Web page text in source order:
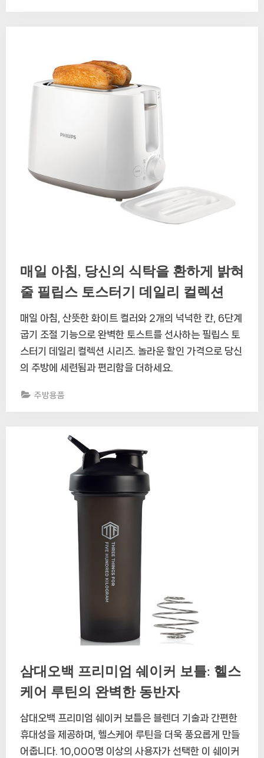
매일 아침, 당신의 식탁을 환하게 밝혀
줄 필립스 토스터기 데일리 컬렉션
매일 아침, 산뜻한 화이트 컬러와 2개의 넉넉한 칸, 6단계
굽기 조절 기능으로 완벽한 토스트를 선사하는 필립스 토
스터기 데일리 컬렉션 시리즈. 놀라운 할인 가격으로 당신
의 주방에 세련됨과 편리함을 더하세요.
주방용품
삼대오백 프리미엄 쉐이커 보틀: 헬스
케어 루틴의 완벽한 동반자
삼대오백 프리미엄 쉐이커 보틀은 블렌더 기술과 간편한
휴대성을 제공하며, 헬스케어 루틴을 더욱 풍요롭게 만들
어줍니다. 10,000명 이상의 사용자가 선택한 이 쉐이커